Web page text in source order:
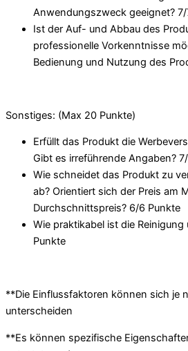
Anwendungszweck geeignet? 7/
Ist der Auf- und Abbau des
professionelle Vorkenntnisse
Bedienung und Nutzung des
Sonstiges: (Max 20 Punkte)
Erfüllt das Produkt die
Gibt es irreführende Angaben? 7/
Wie schneidet das Produkt zu
ab? Orientiert sich der Preis am
Durchschnittspreis? 6/6 Punkte
Wie praktikabel ist die
Punkte
**Die Einflussfaktoren können sich je
unterscheiden
**Es können spezifische